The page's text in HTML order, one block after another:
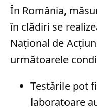
În România,
în clădiri se
Național de
următoarele
Testările pot
laboratoare